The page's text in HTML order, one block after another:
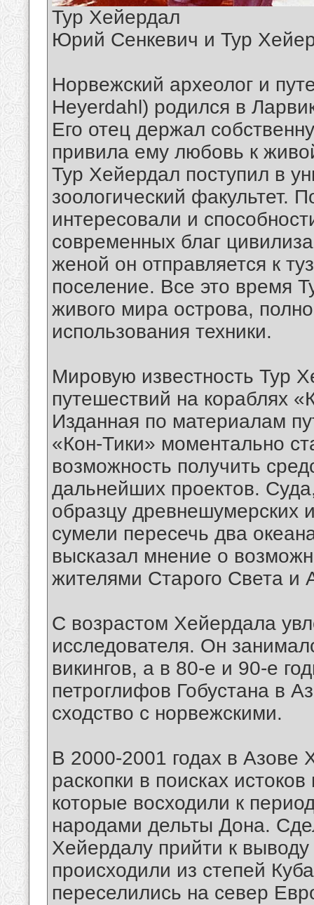
Тур Хейердал
Юрий Сенкевич и Тур
Норвежский археолог и
Heyerdahl) родился в
Его отец держал
привила ему любовь к
Тур Хейердал поступил в
зоологический факультет.
интересовали и
современных благ
женой он отправляется к
поселение. Все это время
живого мира острова,
использования техники.
Мировую известность Тур
путешествий на кораблях
Изданная по материалам
«Кон-Тики» моментально
возможность получить
дальнейших проектов.
образцу древнешумерских
сумели пересечь два
высказал мнение о
жителями Старого Света и
С возрастом Хейердала
исследователя. Он
викингов, а в 80-е и 90-е
петроглифов Гобустана в
сходство с норвежскими.
В 2000-2001 годах в Азове
раскопки в поисках
которые восходили к
народами дельты Дона.
Хейердалу прийти к
происходили из степей
переселились на север